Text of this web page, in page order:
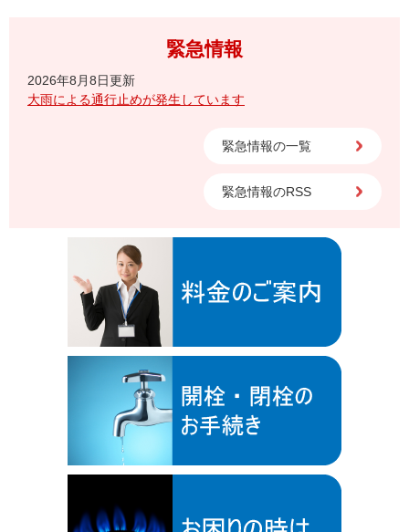
緊急情報
2026年8月8日更新
大雨による通行止めが発生しています
緊急情報の一覧
緊急情報のRSS